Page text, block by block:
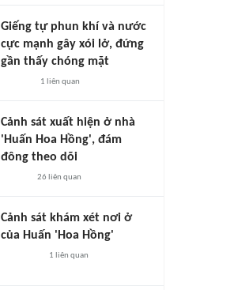
Giếng tự phun khí và nước
cực mạnh gây xói lở, đứng
gần thấy chóng mặt
1 liên quan
Cảnh sát xuất hiện ở nhà
'Huấn Hoa Hồng', đám
đông theo dõi
26 liên quan
Cảnh sát khám xét nơi ở
của Huấn 'Hoa Hồng'
1 liên quan